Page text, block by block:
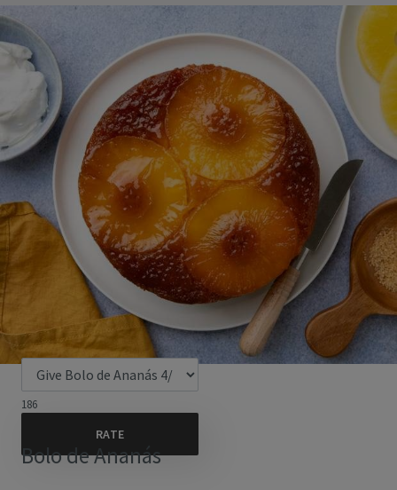
186
Bolo de Ananás